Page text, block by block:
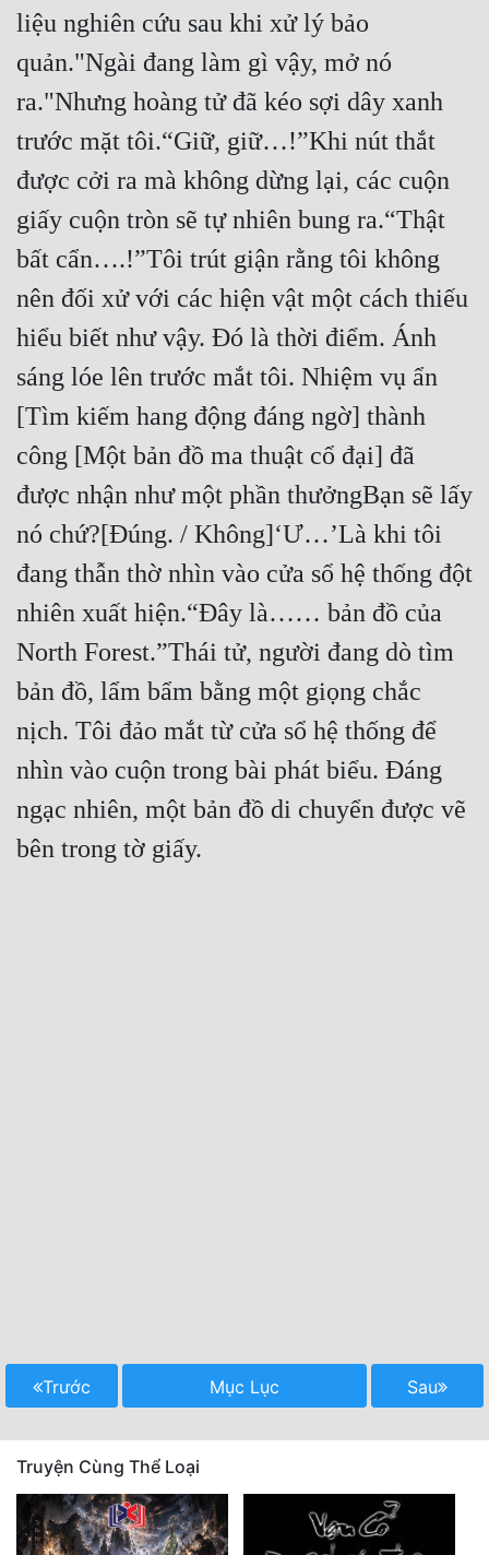
liệu nghiên cứu sau khi xử lý bảo
quản."Ngài đang làm gì vậy, mở nó
ra."Nhưng hoàng tử đã kéo sợi dây xanh
trước mặt tôi.“Giữ, giữ…!”Khi nút thắt
được cởi ra mà không dừng lại, các cuộn
giấy cuộn tròn sẽ tự nhiên bung ra.“Thật
bất cẩn….!”Tôi trút giận rằng tôi không
nên đối xử với các hiện vật một cách thiếu
hiểu biết như vậy. Đó là thời điểm. Ánh
sáng lóe lên trước mắt tôi. Nhiệm vụ ẩn
[Tìm kiếm hang động đáng ngờ] thành
công [Một bản đồ ma thuật cổ đại] đã
được nhận như một phần thưởngBạn sẽ lấy
nó chứ?[Đúng. / Không]‘Ư…’Là khi tôi
đang thẫn thờ nhìn vào cửa sổ hệ thống đột
nhiên xuất hiện.“Đây là…… bản đồ của
North Forest.”Thái tử, người đang dò tìm
bản đồ, lẩm bẩm bằng một giọng chắc
nịch. Tôi đảo mắt từ cửa sổ hệ thống để
nhìn vào cuộn trong bài phát biểu. Đáng
ngạc nhiên, một bản đồ di chuyển được vẽ
bên trong tờ giấy.
Trước Mục Lục Sau
Truyện Cùng Thể Loại